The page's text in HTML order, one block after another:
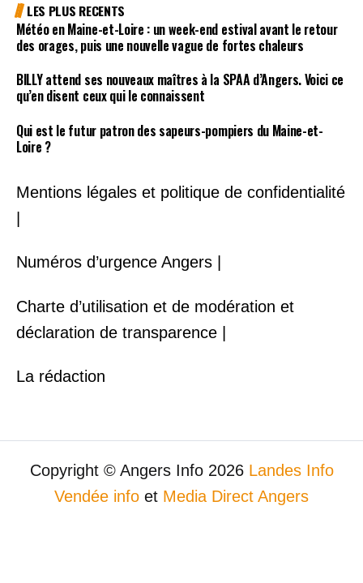
LES PLUS RECENTS
Météo en Maine-et-Loire : un week-end estival avant le retour
des orages, puis une nouvelle vague de fortes chaleurs
BILLY attend ses nouveaux maîtres à la SPAA d’Angers. Voici ce
qu’en disent ceux qui le connaissent
Qui est le futur patron des sapeurs-pompiers du Maine-et-
Loire ?
Mentions légales et politique de confidentialité
Numéros d’urgence Angers |
Charte d’utilisation et de modération et
déclaration de transparence |
La rédaction
Copyright © Angers Info 2026 Landes Info
Vendée info et Media Direct Angers